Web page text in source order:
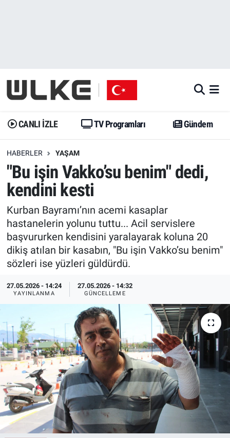
CANLI İZLE TV Programları Gündem
HABERLER YAŞAM
"Bu işin Vakko’su benim" dedi,
kendini kesti
Kurban Bayramı’nın acemi kasaplar
hastanelerin yolunu tuttu... Acil servislere
başvururken kendisini yaralayarak koluna 20
dikiş atılan bir kasabın, "Bu işin Vakko’su benim"
sözleri ise yüzleri güldürdü.
27.05.2026 - 14:24
YAYINLANMA
27.05.2026 - 14:32
GÜNCELLEME
Gündem
Dünya
Erişim Bilgileri
Ekonomi
Trend
Özel Haberler
Gündem
Trend
Erişim Bilgileri
Spor
Ekonomi
Dünya
Kadın
Erişim Bilgileri
Sağlık
Teknoloji
Ramazan
İstanbul Namaz Vakitleri
Trafik Durumu
Erişim Bilgileri
Tüm Manşetler
Son Dakika Haberleri
Haber Arşivi